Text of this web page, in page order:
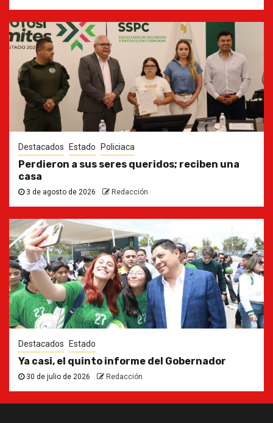
Destacados Estado Policiaca
Perdieron a sus seres queridos; reciben una
casa
3 de agosto de 2026 Redacción
Destacados Estado
Ya casi, el quinto informe del Gobernador
30 de julio de 2026 Redacción